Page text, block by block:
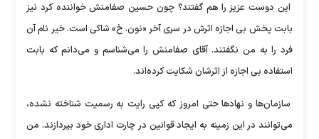
این دوست عزیز را هم گفتند؟ چون حسین صفامنش خواننده کرد نیز
بابت پخش بی اجازه اثرش در سری آخر «نون. خ» شاکی است. خیر نام آن
فرد را به من نگفتند. آقای صفامنش را می‌شناسم و می‌دانم که بابت
استفاده بی اجازه از اثرشان شکایت کرده‌اند.
سازمان‌ها و نهاد‌ها حتی امروز که کپی رایت به رسمیت شناخته نشده،
می‌توانند در این زمینه به ایجاد قوانین در چارت اداری خود بپردازند. من